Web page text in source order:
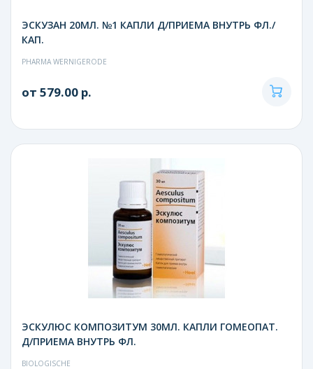
ЭСКУЗАН 20МЛ. №1 КАПЛИ Д/ПРИЕМА ВНУТРЬ ФЛ./
КАП.
PHARMA WERNIGERODE
от 579.00 р.
ЭСКУЛЮС КОМПОЗИТУМ 30МЛ. КАПЛИ ГОМЕОПАТ.
Д/ПРИЕМА ВНУТРЬ ФЛ.
BIOLOGISCHE